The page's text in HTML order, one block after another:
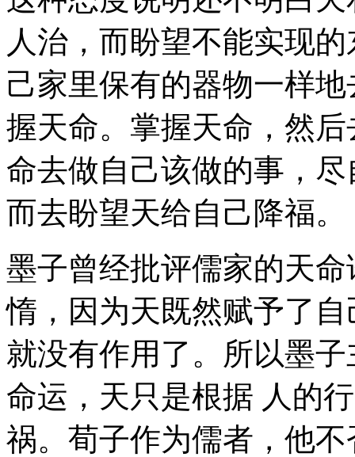
人治，而盼望不能实现
己家里保有的器物一样
握天命。掌握天命，然
命去做自己该做的事，
而去盼望天给自己降福。
墨子曾经批评儒家的天
惰，因为天既然赋予了
就没有作用了。所以墨
命运，天只是根据 人的
祸。荀子作为儒者，他